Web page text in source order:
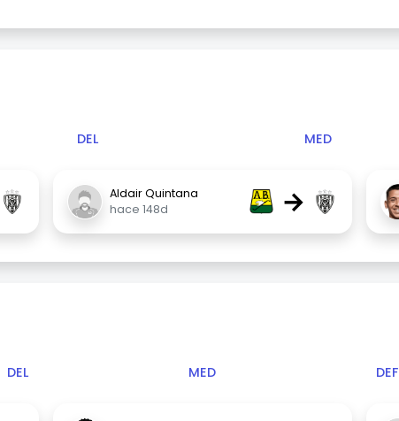
DEL MED
Aldair Quintana
hace 148d
→
DEL MED DEF